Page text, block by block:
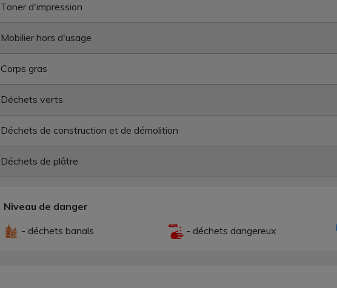
Toner d'impression
Mobilier hors d'usage
Corps gras
Déchets verts
Déchets de construction et de démolition
Déchets de plâtre
Niveau de danger
- déchets banals
- déchets dangereux